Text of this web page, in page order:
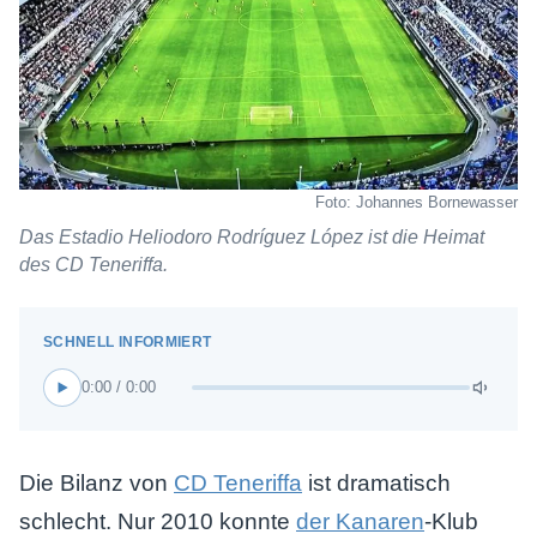
Foto: Johannes Bornewasser
Das Estadio Heliodoro Rodríguez López ist die Heimat
des CD Teneriffa.
0:00 / 0:00
Die Bilanz von CD Teneriffa ist dramatisch
schlecht. Nur 2010 konnte der Kanaren-Klub